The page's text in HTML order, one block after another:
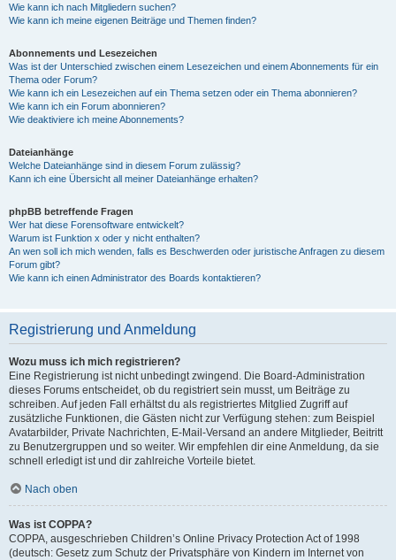
Wie kann ich nach Mitgliedern suchen?
Wie kann ich meine eigenen Beiträge und Themen finden?
Abonnements und Lesezeichen
Was ist der Unterschied zwischen einem Lesezeichen und einem Abonnements für ein
Thema oder Forum?
Wie kann ich ein Lesezeichen auf ein Thema setzen oder ein Thema abonnieren?
Wie kann ich ein Forum abonnieren?
Wie deaktiviere ich meine Abonnements?
Dateianhänge
Welche Dateianhänge sind in diesem Forum zulässig?
Kann ich eine Übersicht all meiner Dateianhänge erhalten?
phpBB betreffende Fragen
Wer hat diese Forensoftware entwickelt?
Warum ist Funktion x oder y nicht enthalten?
An wen soll ich mich wenden, falls es Beschwerden oder juristische Anfragen zu diesem
Forum gibt?
Wie kann ich einen Administrator des Boards kontaktieren?
Registrierung und Anmeldung
Wozu muss ich mich registrieren?
Eine Registrierung ist nicht unbedingt zwingend. Die Board-Administration
dieses Forums entscheidet, ob du registriert sein musst, um Beiträge zu
schreiben. Auf jeden Fall erhältst du als registriertes Mitglied Zugriff auf
zusätzliche Funktionen, die Gästen nicht zur Verfügung stehen: zum Beispiel
Avatarbilder, Private Nachrichten, E-Mail-Versand an andere Mitglieder, Beitritt
zu Benutzergruppen und so weiter. Wir empfehlen dir eine Anmeldung, da sie
schnell erledigt ist und dir zahlreiche Vorteile bietet.
Nach oben
Was ist COPPA?
COPPA, ausgeschrieben Children’s Online Privacy Protection Act of 1998
(deutsch: Gesetz zum Schutz der Privatsphäre von Kindern im Internet von